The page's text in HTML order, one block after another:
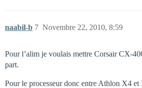
naabil-b Novembre 22, 2010, 8:59
7
Pour l’alim je voulais mettre Corsair CX-
part.
Pour le processeur donc entre Athlon X4 et